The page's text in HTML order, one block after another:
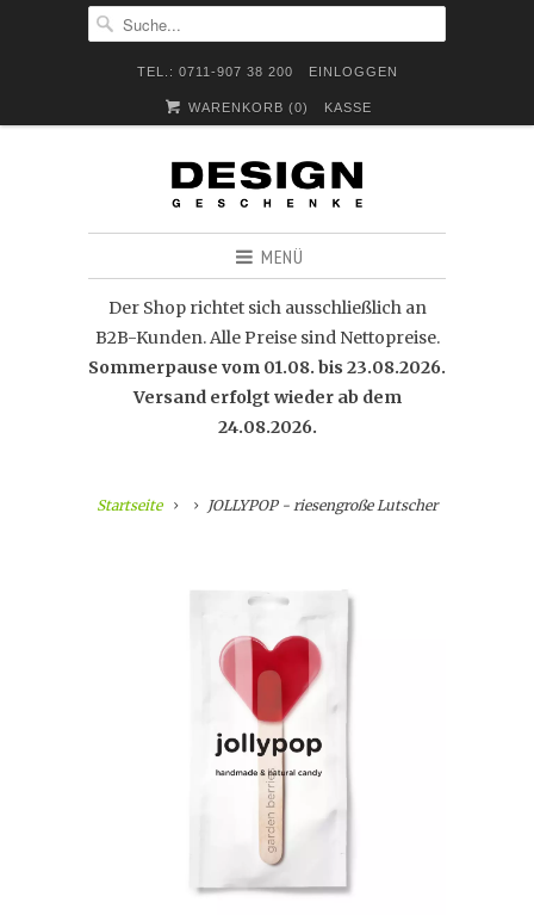
TEL.: 0711-907 38 200 EINLOGGEN
WARENKORB (0) KASSE
MENÜ
Der Shop richtet sich ausschließlich an
B2B-Kunden. Alle Preise sind Nettopreise.
Sommerpause vom 01.08. bis 23.08.2026.
Versand erfolgt wieder ab dem
24.08.2026.
Startseite JOLLYPOP - riesengroße Lutscher